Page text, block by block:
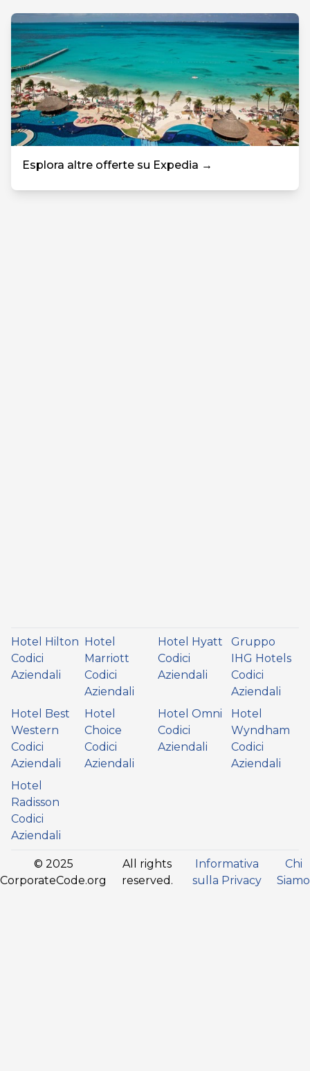
Esplora altre offerte su Expedia →
Hotel Hilton
Codici
Aziendali
Hotel
Marriott
Codici
Aziendali
Hotel Hyatt
Codici
Aziendali
Gruppo
IHG Hotels
Codici
Aziendali
Hotel Best
Western
Codici
Aziendali
Hotel
Choice
Codici
Aziendali
Hotel Omni
Codici
Aziendali
Hotel
Wyndham
Codici
Aziendali
Hotel
Radisson
Codici
Aziendali
© 2025
CorporateCode.org
All rights
reserved.
Informativa
sulla Privacy
Chi
Siamo